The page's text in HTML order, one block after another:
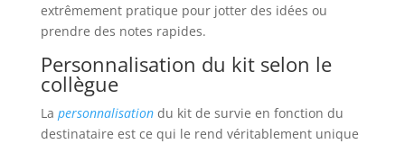
extrêmement pratique pour jotter des idées ou
prendre des notes rapides.
Personnalisation du kit selon le
collègue
La personnalisationdu kit de survie en fonction du
destinataire est ce qui le rend véritablement unique